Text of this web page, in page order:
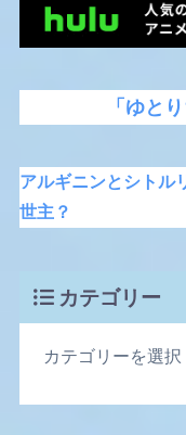
「ゆと
アルギニンとシトル
世主？
カテゴリー